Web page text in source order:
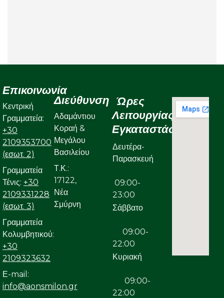
Επικοινωνία
Κεντρική
Γραμματεία:
+30
2109353700
(εσωτ. 2)
Γραμματεία
Τένις: +30
2109331228
(εσωτ. 3)
Γραμματεία
Κολυμβητικού:
+30
2109323632
Ε-mail:
info@aonsmilon.gr
Διεύθυνση
Αδαμάντιου
Κοραή &
Μεγάλου
Βασιλείου
Τ.Κ.:
17122,
Νέα
Σμύρνη
Ώρες
Λειτουργίας
Εγκαταστάσεων
Δευτέρα-
Παρασκευή
09:00-
23:00
Σάββατο
09:00-
22:00
Κυριακή
09:00-
22:00